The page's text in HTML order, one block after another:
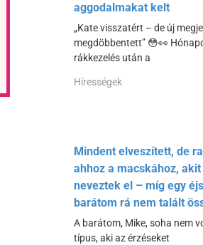
aggodalmakat kelt
„Kate visszatért – de új
megdöbbentett” 😳👀
rákkezelés után a
Hírességek
Mindent elveszített, de
ahhoz a macskához,
neveztek el – míg egy
barátom rá nem talált
A barátom, Mike, soha nem
típus, aki az érzéseket